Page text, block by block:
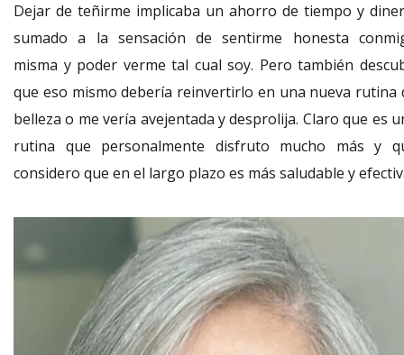
Dejar de teñirme implicaba un ahorro de tiempo y
sumado a la sensación de sentirme honesta
misma y poder verme tal cual soy. Pero también
que eso mismo debería reinvertirlo en una nueva rutina
belleza o me vería avejentada y desprolija. Claro que es
rutina que personalmente disfruto mucho más y
considero que en el largo plazo es más saludable y